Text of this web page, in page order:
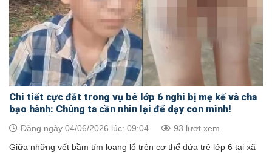
Chi tiết cực đắt trong vụ bé lớp 6 nghi bị mẹ kế và cha
bạo hành: Chúng ta cần nhìn lại để dạy con mình!
Đăng ngày 04/06/2026 lúc: 09:04 93 lượt xem
Giữa những vết bầm tím loang lổ trên cơ thể đứa trẻ lớp 6 tại xã